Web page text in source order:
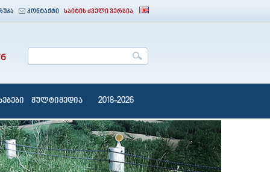
კონტაქტი საიტის ძველი ვერსია
მულტიმედია 2018-2026